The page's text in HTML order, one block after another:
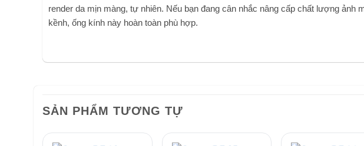
render da mịn màng, tự nhiên. Nếu bạn đang cân nhắc nâng cấp chất lượng ảnh
kềnh, ống kính này hoàn toàn phù hợp.
SẢN PHẨM TƯƠNG TỰ